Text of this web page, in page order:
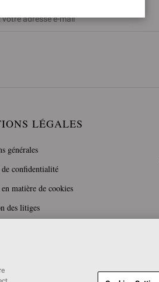
LÉGALES
générales
confidentialité
matière de cookies
des litiges